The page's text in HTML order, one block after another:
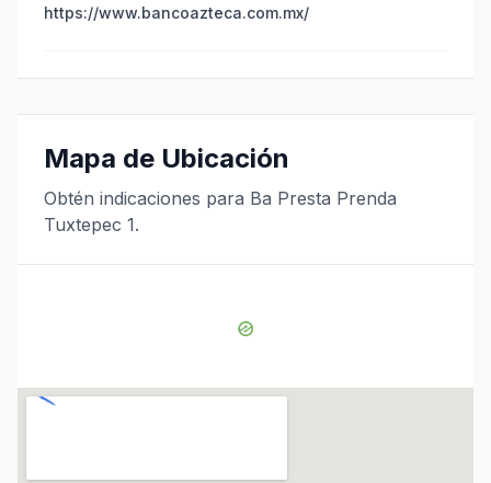
https://www.bancoazteca.com.mx/
Mapa de Ubicación
Obtén indicaciones para Ba Presta Prenda
Tuxtepec 1.